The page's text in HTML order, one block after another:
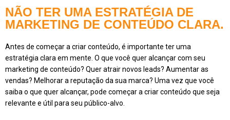
NÃO TER UMA ESTRATÉGIA DE
MARKETING DE CONTEÚDO CLARA.
Antes de começar a criar conteúdo, é importante ter uma
estratégia clara em mente. O que você quer alcançar com seu
marketing de conteúdo? Quer atrair novos leads? Aumentar as
vendas? Melhorar a reputação da sua marca? Uma vez que você
saiba o que quer alcançar, pode começar a criar conteúdo que seja
relevante e útil para seu público-alvo.